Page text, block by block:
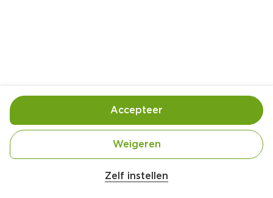
Ingrediënten Bereiding
4 el olijfolie extra vierge
Zelf instellen
Weigeren
Accepteer